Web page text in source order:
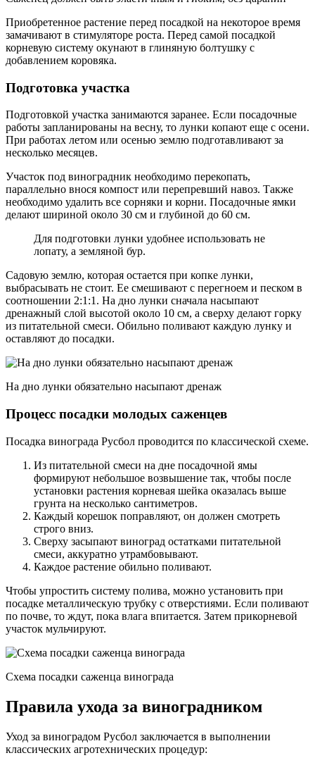
Приобретенное растение перед посадкой на некоторое время
замачивают в стимуляторе роста. Перед самой посадкой
корневую систему окунают в глиняную болтушку с
добавлением коровяка.
Подготовка участка
Подготовкой участка занимаются заранее. Если посадочные
работы запланированы на весну, то лунки копают еще с осени.
При работах летом или осенью землю подготавливают за
несколько месяцев.
Участок под виноградник необходимо перекопать,
параллельно внося компост или перепревший навоз. Также
необходимо удалить все сорняки и корни. Посадочные ямки
делают шириной около 30 см и глубиной до 60 см.
Для подготовки лунки удобнее использовать не
лопату, а земляной бур.
Садовую землю, которая остается при копке лунки,
выбрасывать не стоит. Ее смешивают с перегноем и песком в
соотношении 2:1:1. На дно лунки сначала насыпают
дренажный слой высотой около 10 см, а сверху делают горку
из питательной смеси. Обильно поливают каждую лунку и
оставляют до посадки.
На дно лунки обязательно насыпают дренаж
Процесс посадки молодых саженцев
Посадка винограда Русбол проводится по классической схеме.
Из питательной смеси на дне посадочной ямы
формируют небольшое возвышение так, чтобы после
установки растения корневая шейка оказалась выше
грунта на несколько сантиметров.
Каждый корешок поправляют, он должен смотреть
строго вниз.
Сверху засыпают виноград остатками питательной
смеси, аккуратно утрамбовывают.
Каждое растение обильно поливают.
Чтобы упростить систему полива, можно установить при
посадке металлическую трубку с отверстиями. Если поливают
по почве, то ждут, пока влага впитается. Затем прикорневой
участок мульчируют.
Схема посадки саженца винограда
Правила ухода за виноградником
Уход за виноградом Русбол заключается в выполнении
классических агротехнических процедур: